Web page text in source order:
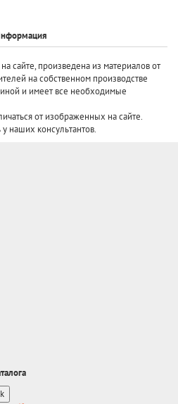
сайте, произведена из материалов от
на собственном производстве
и имеет все необходимые
от изображенных на сайте.
наших консультантов.